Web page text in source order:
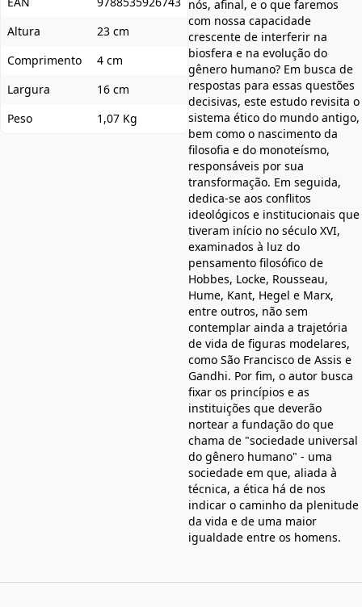
Altura
23 cm
Comprimento
4 cm
Largura
16 cm
Peso
1,07 Kg
nós, afinal, e o que faremos
com nossa capacidade
crescente de interferir na
biosfera e na evolução do
gênero humano? Em busca de
respostas para essas questões
decisivas, este estudo revisita o
sistema ético do mundo antigo,
bem como o nascimento da
filosofia e do monoteísmo,
responsáveis por sua
transformação. Em seguida,
dedica-se aos conflitos
ideológicos e institucionais que
tiveram início no século XVI,
examinados à luz do
pensamento filosófico de
Hobbes, Locke, Rousseau,
Hume, Kant, Hegel e Marx,
entre outros, não sem
contemplar ainda a trajetória
de vida de figuras modelares,
como São Francisco de Assis e
Gandhi. Por fim, o autor busca
fixar os princípios e as
instituições que deverão
nortear a fundação do que
chama de "sociedade universal
do gênero humano" - uma
sociedade em que, aliada à
técnica, a ética há de nos
indicar o caminho da plenitude
da vida e de uma maior
igualdade entre os homens.